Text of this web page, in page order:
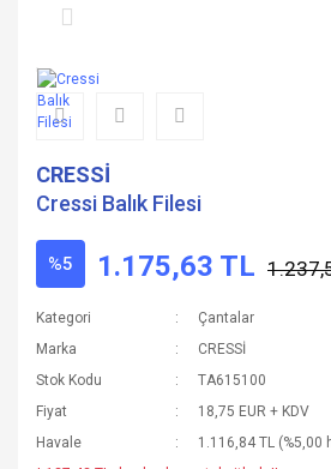
CRESSİ
Cressi Balık Filesi
%5 1.175,63 TL
Kategori
Çantalar
Marka
CRESSİ
Stok Kodu
TA615100
Fiyat
18,75 EUR + KDV
Havale
1.116,84 TL (%5,00